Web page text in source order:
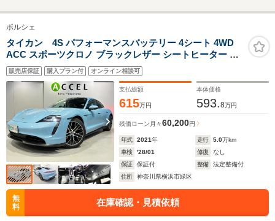
ルチビューカメラシス
テム/車線逸脱防止支
援システム/シート ハ
ーフレザー/電動バッ
クドア
ー/HIDヘッドライト/
ライト/ウインカーミ
ラー/プッシュスター
ト/スマートキー
ックモニター/
運転席/エアバ
手席
ポルシェ
タイカン 4S パフォーマンスバッテリー 4シート 4WD
ACC スポーツクロノ ブラックレザー シートヒーター サ
ラウンドカメラ LEDヘッドライト 20インチアルミ レッド
キャリパー
販売店保証 購入プラン付 オンライン相談可
支払総額
615万円
本体価格
593.8万円
残価ローン 月々60,200円
年式 2021年 走行 5.0万km
車検
'28/01 修復
なし
保証
保証付 整備
法定整備付
住所
神奈川県横浜市緑区
無
料
在庫確認・見積依頼